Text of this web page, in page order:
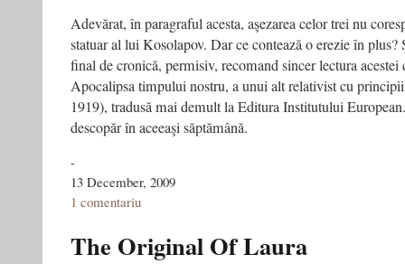
Adevărat, în paragraful acesta, aşezarea celor trei nu
statuar al lui Kosolapov. Dar ce contează o erezie în plus?
final de cronică, permisiv, recomand sincer lectura
Apocalipsa timpului nostru, a unui alt relativist cu
1919), tradusă mai demult la Editura Institutului
descopăr în aceeaşi săptămână.
-
13 December, 2009
1 comentariu
The Original Of Laura